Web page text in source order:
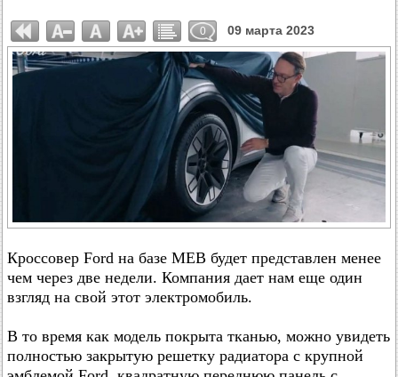
0 09 марта 2023
Кроссовер Ford на базе MEB будет представлен менее
чем через две недели. Компания дает нам еще один
взгляд на свой этот электромобиль.
В то время как модель покрыта тканью, можно увидеть
полностью закрытую решетку радиатора с крупной